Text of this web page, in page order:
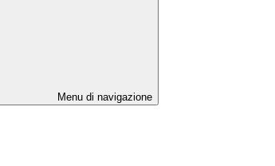
Menu di navigazione